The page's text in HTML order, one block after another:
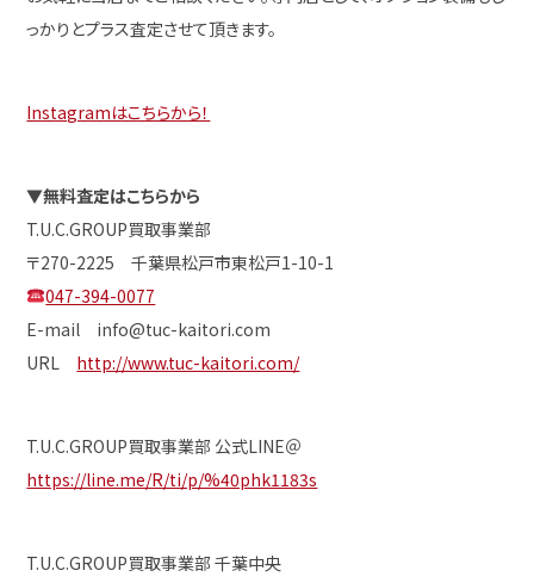
っかりとプラス査定させて頂きます。
Instagramはこちらから！
▼無料査定はこちらから
T.U.C.GROUP買取事業部
〒270-2225 千葉県松戸市東松戸1-10-1
047-394-0077
E-mail info@tuc-kaitori.com
URL http://www.tuc-kaitori.com/
T.U.C.GROUP買取事業部 公式LINE＠
https://line.me/R/ti/p/%40phk1183s
T.U.C.GROUP買取事業部 千葉中央